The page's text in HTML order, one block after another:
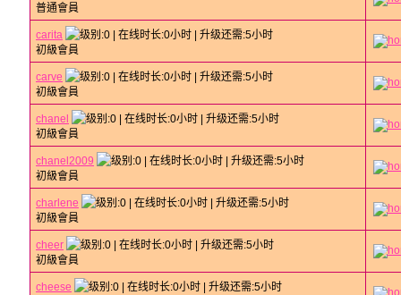
普通會員
carita
初級會員
carve
初級會員
chanel
初級會員
chanel2009
初級會員
charlene
初級會員
cheer
初級會員
cheese